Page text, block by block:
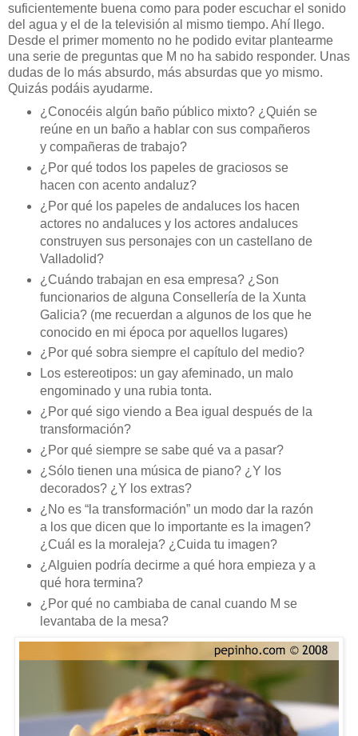
suficientemente buena como para poder escuchar el sonido
del agua y el de la televisión al mismo tiempo. Ahí llego.
Desde el primer momento no he podido evitar plantearme
una serie de preguntas que M no ha sabido responder. Unas
dudas de lo más absurdo, más absurdas que yo mismo.
Quizás podáis ayudarme.
¿Conocéis algún baño público mixto? ¿Quién se
reúne en un baño a hablar con sus compañeros
y compañeras de trabajo?
¿Por qué todos los papeles de graciosos se
hacen con acento andaluz?
¿Por qué los papeles de andaluces los hacen
actores no andaluces y los actores andaluces
construyen sus personajes con un castellano de
Valladolid?
¿Cuándo trabajan en esa empresa? ¿Son
funcionarios de alguna Consellería de la Xunta
Galicia? (me recuerdan a algunos de los que he
conocido en mi época por aquellos lugares)
¿Por qué sobra siempre el capítulo del medio?
Los estereotipos: un gay afeminado, un malo
engominado y una rubia tonta.
¿Por qué sigo viendo a Bea igual después de la
transformación?
¿Por qué siempre se sabe qué va a pasar?
¿Sólo tienen una música de piano? ¿Y los
decorados? ¿Y los extras?
¿No es “la transformación” un modo dar la razón
a los que dicen que lo importante es la imagen?
¿Cuál es la moraleja? ¿Cuida tu imagen?
¿Alguien podría decirme a qué hora empieza y a
qué hora termina?
¿Por qué no cambiaba de canal cuando M se
levantaba de la mesa?